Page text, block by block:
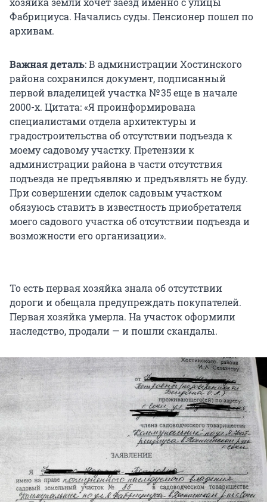
Фабрициуса. Начались суды. Пенсионер пошел по
архивам.
Важная деталь: В администрации Хостинского
района сохранился документ, подписанный
первой владелицей участка № 35 еще в начале
2000-х. Цитата: «Я проинформирована
специалистами отдела архитектуры и
градостроительства об отсутствии подъезда к
моему садовому участку. Претензии к
администрации района в части отсутствия
подъезда не предъявляю и предъявлять не буду.
При совершении сделок садовым участком
обязуюсь ставить в известность приобретателя
моего садового участка об отсутствии подъезда и
возможности его организации».
То есть первая хозяйка знала об отсутствии
дороги и обещала предупреждать покупателей.
Первая хозяйка умерла. На участок оформили
наследство, продали — и пошли скандалы.